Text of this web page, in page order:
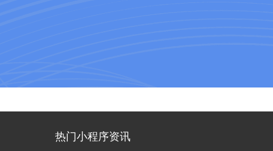
热门小程序资讯